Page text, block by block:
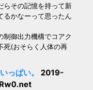
らその記憶を持って新
るかなーって思ったん
制御出力機構でコアク
死(おそらく人体の再
っぱい。 2019-